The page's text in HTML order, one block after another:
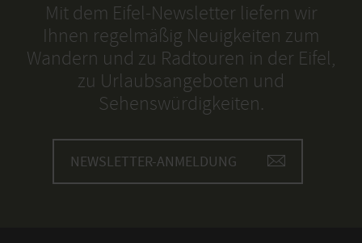
Mit dem Eifel-Newsletter liefern wir
Ihnen regelmäßig Neuigkeiten zum
Wandern und zu Radtouren in der Eifel,
zu Urlaubsangeboten und
Sehenswürdigkeiten.
NEWSLETTER-ANMELDUNG